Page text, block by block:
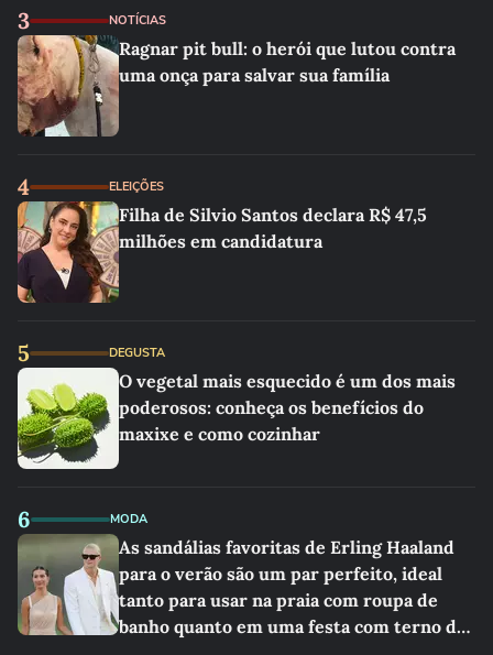
3 NOTÍCIAS
Ragnar pit bull: o herói que lutou contra
uma onça para salvar sua família
4 ELEIÇÕES
Filha de Silvio Santos declara R$ 47,5
milhões em candidatura
5 DEGUSTA
O vegetal mais esquecido é um dos mais
poderosos: conheça os benefícios do
maxixe e como cozinhar
6 MODA
As sandálias favoritas de Erling Haaland
para o verão são um par perfeito, ideal
tanto para usar na praia com roupa de
banho quanto em uma festa com terno de